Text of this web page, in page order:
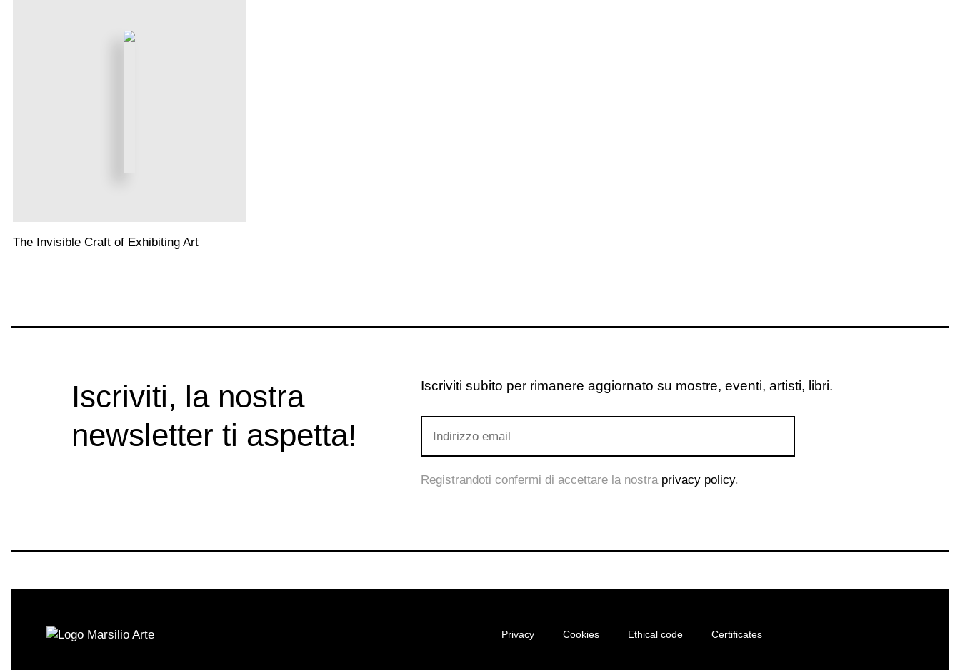
The Invisible Craft of Exhibiting Art
Iscriviti, la nostra
newsletter ti aspetta!
Iscriviti subito per rimanere aggiornato su mostre, eventi, artisti, libri.
Registrandoti confermi di accettare la nostra privacy policy.
Privacy Cookies Ethical code Certificates